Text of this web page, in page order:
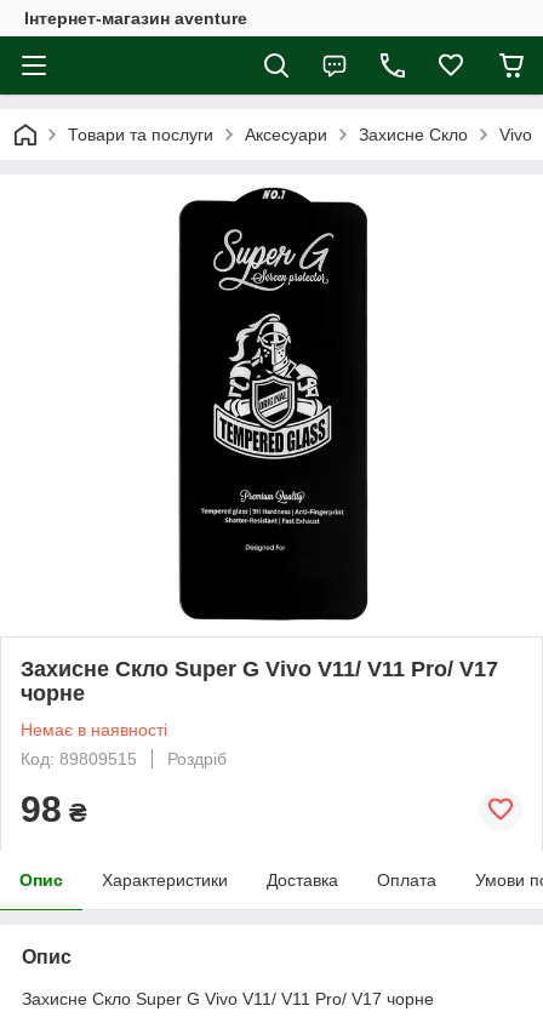
Інтернет-магазин aventure
Товари та послуги Аксесуари Захисне Скло Vivo
Захисне Скло Super G Vivo V11/ V11 Pro/ V17
чорне
Немає в наявності
Код: 89809515
Роздріб
98 ₴
Опис Характеристики Доставка Оплата Умови
Опис
Захисне Скло Super G Vivo V11/ V11 Pro/ V17 чорне